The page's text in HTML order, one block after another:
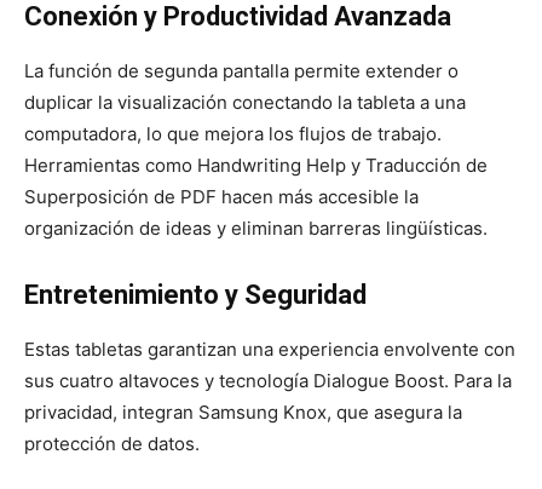
Conexión y Productividad Avanzada
La función de segunda pantalla permite extender o
duplicar la visualización conectando la tableta a una
computadora, lo que mejora los flujos de trabajo.
Herramientas como Handwriting Help y Traducción de
Superposición de PDF hacen más accesible la
organización de ideas y eliminan barreras lingüísticas.
Entretenimiento y Seguridad
Estas tabletas garantizan una experiencia envolvente con
sus cuatro altavoces y tecnología Dialogue Boost. Para la
privacidad, integran Samsung Knox, que asegura la
protección de datos.